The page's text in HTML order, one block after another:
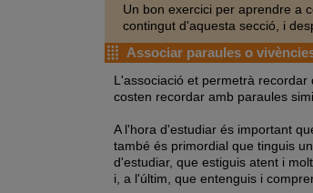
Un bon exercici per aprendre a
contingut d'aquesta secció, i
Associar paraules o
L'associació et permetrà
costen recordar amb paraules
A l'hora d'estudiar és important
també és primordial que tinguis
d'estudiar, que estiguis atent i
i, a l'últim, que entenguis i